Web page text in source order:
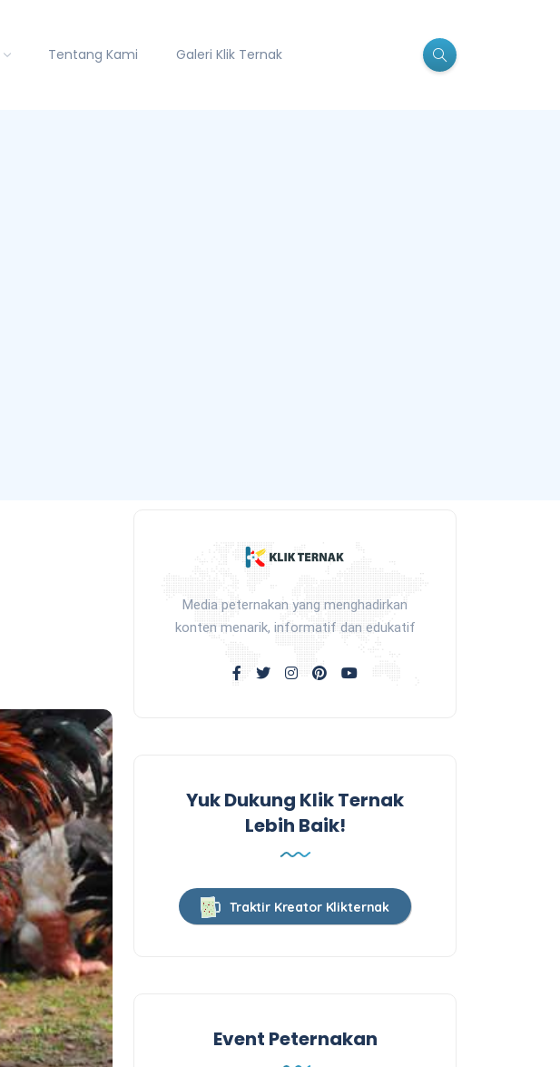
Tentang Kami Galeri Klik Ternak
Media peternakan yang menghadirkan
konten menarik, informatif dan edukatif
Yuk Dukung Klik Ternak
Lebih Baik!
Traktir Kreator Klikternak
Event Peternakan